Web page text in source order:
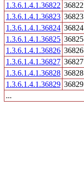
1.3.6.1.4.1.36822 36822
1.3.6.1.4.1.36823 36823
1.3.6.1.4.1.36824 36824
1.3.6.1.4.1.36825 36825
1.3.6.1.4.1.36826 36826
1.3.6.1.4.1.36827 36827
1.3.6.1.4.1.36828 36828
1.3.6.1.4.1.36829 36829
...